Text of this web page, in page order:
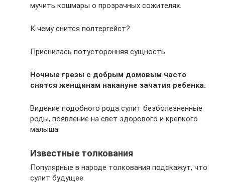
мучить кошмары о прозрачных сожителях.
К чему снится полтергейст?
Приснилась потусторонняя сущность
Ночные грезы с добрым домовым часто
снятся женщинам накануне зачатия ребенка.
Видение подобного рода сулит безболезненные
роды, появление на свет здорового и крепкого
малыша.
Известные толкования
Популярные в народе толкования подскажут, что
сулит будущее.